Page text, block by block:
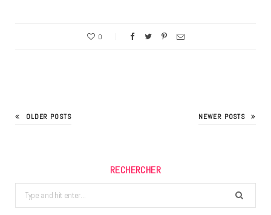
0
OLDER POSTS NEWER POSTS
RECHERCHER
Search
for: